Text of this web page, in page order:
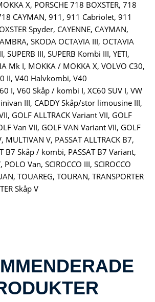
X, PORSCHE 718 BOXSTER, 718
CAYMAN, 911, 911 Cabriolet, 911
Spyder, CAYENNE, CAYMAN,
SKODA OCTAVIA III, OCTAVIA
SUPERB III, SUPERB Kombi III, YETI,
Mk I, MOKKA / MOKKA X, VOLVO C30,
II, V40 Halvkombi, V40
I, V60 Skåp / kombi I, XC60 SUV I, VW
III, CADDY Skåp/stor limousine III,
GOLF ALLTRACK Variant VII, GOLF
Van VII, GOLF VAN Variant VII, GOLF
MULTIVAN V, PASSAT ALLTRACK B7,
B7 Skåp / kombi, PASSAT B7 Variant,
Van, SCIROCCO III, SCIROCCO
TOUAREG, TOURAN, TRANSPORTER
Skåp V